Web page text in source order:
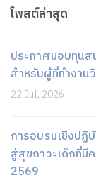
โพสต์ล่าสุด
ประกาศมอบทุน
สำหรับผู้ที่ทำงา
22 Jul, 2026
การอบรมเชิงปฏิ
สู่สุขภาวะเด็กที่มี
2569